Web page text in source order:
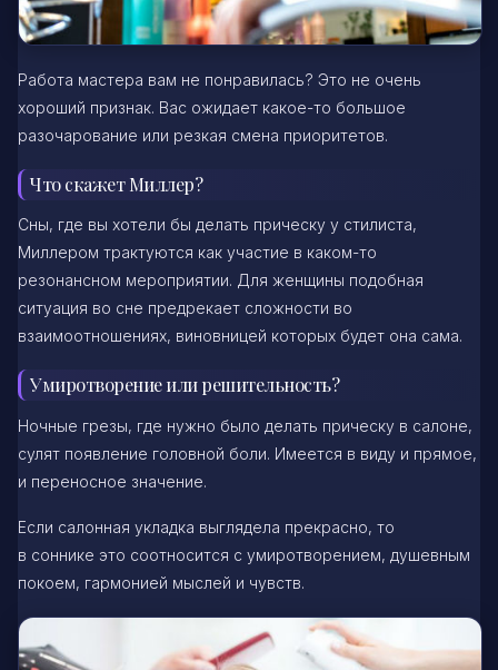
Работа мастера вам не понравилась? Это не очень
хороший признак. Вас ожидает какое-то большое
разочарование или резкая смена приоритетов.
Что скажет Миллер?
Сны, где вы хотели бы делать прическу у стилиста,
Миллером трактуются как участие в каком-то
резонансном мероприятии. Для женщины подобная
ситуация во сне предрекает сложности во
взаимоотношениях, виновницей которых будет она сама.
Умиротворение или решительность?
Ночные грезы, где нужно было делать прическу в салоне,
сулят появление головной боли. Имеется в виду и прямое,
и переносное значение.
Если салонная укладка выглядела прекрасно, то
в соннике это соотносится с умиротворением, душевным
покоем, гармонией мыслей и чувств.